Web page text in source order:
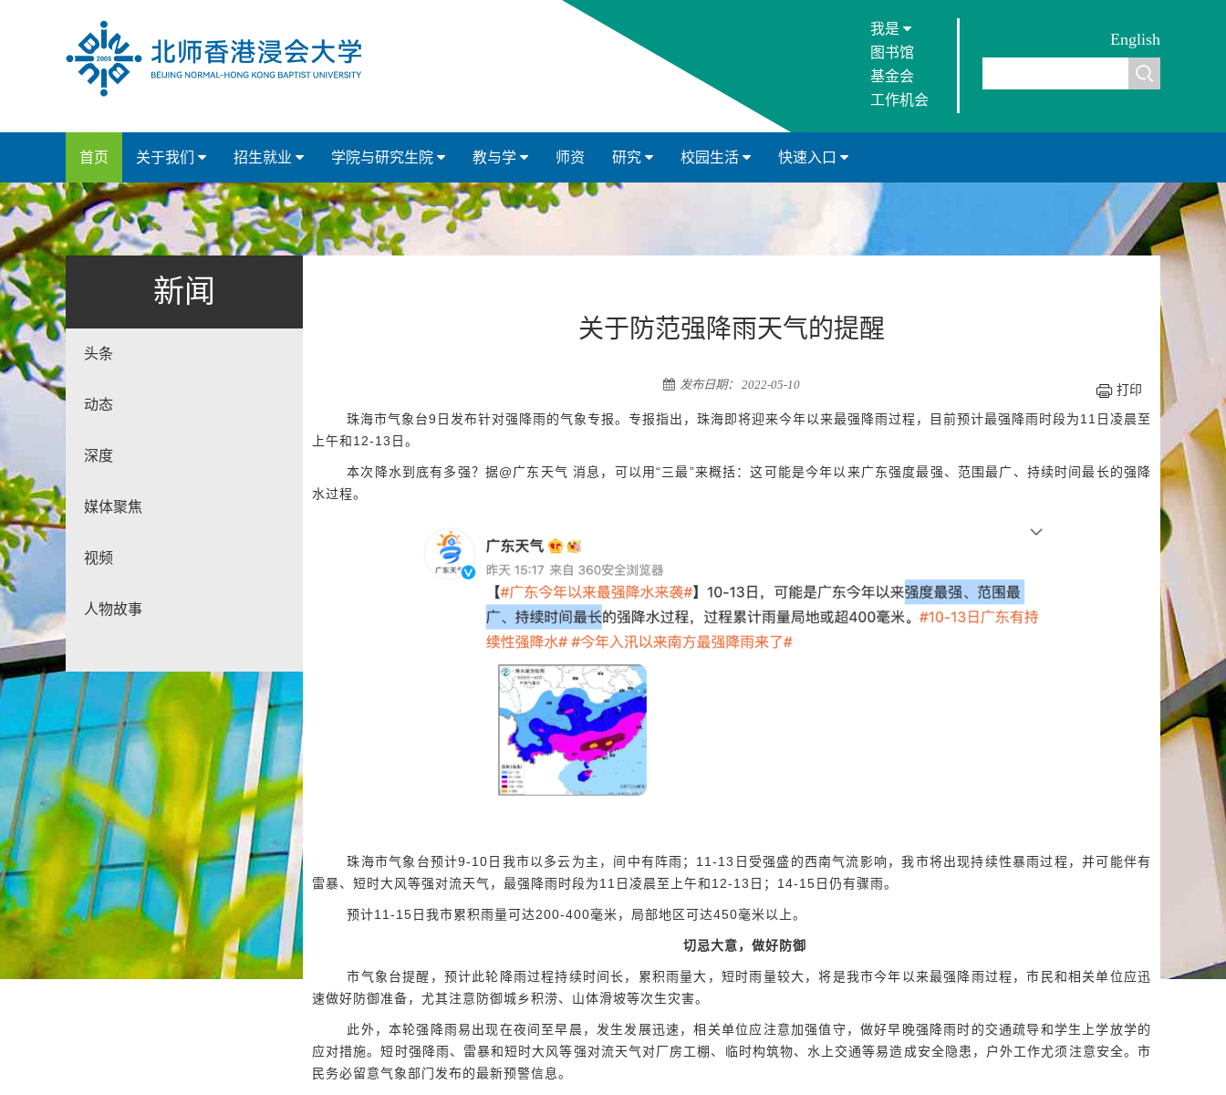
我是
图书馆
基金会
工作机会
English
首页 关于我们 招生就业 学院与研究生院 教与学 师资 研究 校园生活 快速入口
新闻
头条
动态
深度
媒体聚焦
视频
人物故事
关于防范强降雨天气的提醒
发布日期： 2022-05-10 打印
珠海市气象台9日发布针对强降雨的气象专报。专报指出，珠海即将迎来今年以来最强降雨过程，目前预计最强降雨时段为11日凌晨至
上午和12-13日。
本次降水到底有多强？据@广东天气 消息，可以用“三最”来概括：这可能是今年以来广东强度最强、范围最广、持续时间最长的强降
水过程。
珠海市气象台预计9-10日我市以多云为主，间中有阵雨；11-13日受强盛的西南气流影响，我市将出现持续性暴雨过程，并可能伴有
雷暴、短时大风等强对流天气，最强降雨时段为11日凌晨至上午和12-13日；14-15日仍有骤雨。
预计11-15日我市累积雨量可达200-400毫米，局部地区可达450毫米以上。
切忌大意，做好防御
市气象台提醒，预计此轮降雨过程持续时间长，累积雨量大，短时雨量较大，将是我市今年以来最强降雨过程，市民和相关单位应迅
速做好防御准备，尤其注意防御城乡积涝、山体滑坡等次生灾害。
此外，本轮强降雨易出现在夜间至早晨，发生发展迅速，相关单位应注意加强值守，做好早晚强降雨时的交通疏导和学生上学放学的
应对措施。短时强降雨、雷暴和短时大风等强对流天气对厂房工棚、临时构筑物、水上交通等易造成安全隐患，户外工作尤须注意安全。市
民务必留意气象部门发布的最新预警信息。